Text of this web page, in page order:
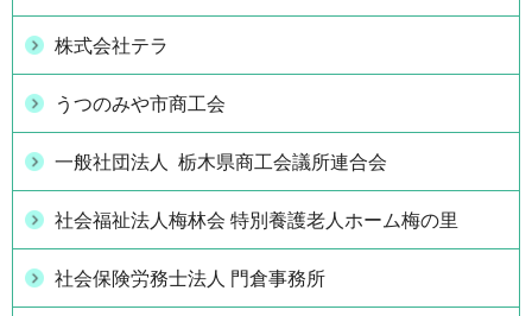
株式会社テラ
うつのみや市商工会
一般社団法人 栃木県商工会議所連合会
社会福祉法人梅林会 特別養護老人ホーム梅の里
社会保険労務士法人 門倉事務所